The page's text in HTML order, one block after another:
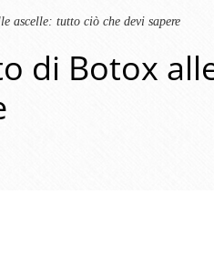
ascelle: tutto ciò che devi sapere
di Botox